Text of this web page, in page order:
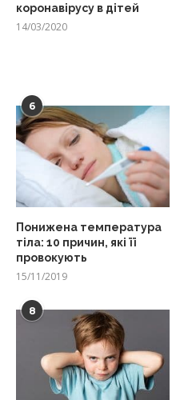
коронавірусу в дітей
14/03/2020
6
Понижена температура
тіла: 10 причин, які її
провокують
15/11/2019
8